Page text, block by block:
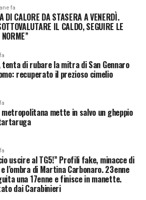
fa
DI CALORE DA STASERA A VENERDÌ.
IL CALDO, SEGUIRE LE
tenta di rubare la mitra di San Gennaro
recuperato il prezioso cimelio
metropolitana mette in salvo un gheppio
uscire al TG5!” Profili fake, minacce di
l’ombra di Martina Carbonaro. 23enne
una 17enne e finisce in manette.
dai Carabinieri